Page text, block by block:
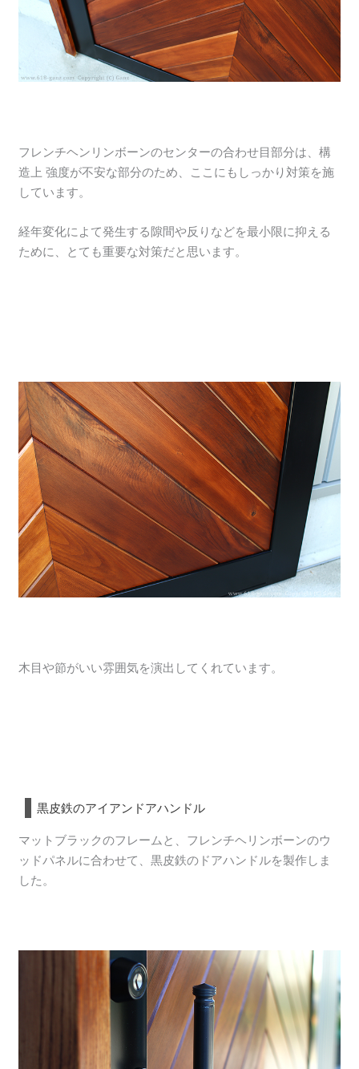
フレンチヘンリンボーンのセンターの合わせ目部分は、構
造上 強度が不安な部分のため、ここにもしっかり対策を施
しています。
経年変化によて発生する隙間や反りなどを最小限に抑える
ために、とても重要な対策だと思います。
木目や節がいい雰囲気を演出してくれています。
黒皮鉄のアイアンドアハンドル
マットブラックのフレームと、フレンチヘリンボーンのウ
ッドパネルに合わせて、黒皮鉄のドアハンドルを製作しま
した。